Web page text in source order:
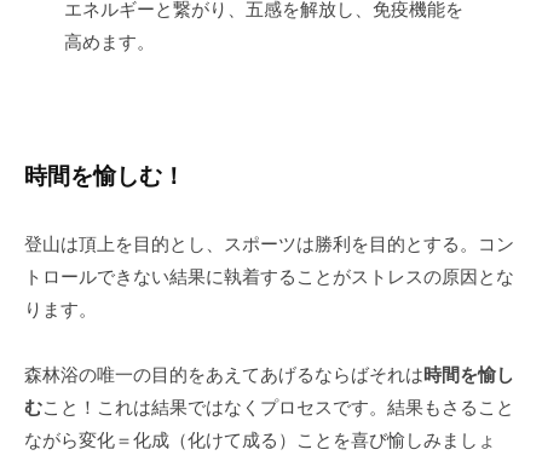
エネルギーと繋がり、五感を解放し、免疫機能を
高めます。
時間を愉しむ！
登山は頂上を目的とし、スポーツは勝利を目的とする。コン
トロールできない結果に執着することがストレスの原因とな
ります。
森林浴の唯一の目的をあえてあげるならばそれは時間を愉し
むこと！これは結果ではなくプロセスです。結果もさること
ながら変化＝化成（化けて成る）ことを喜び愉しみましょ